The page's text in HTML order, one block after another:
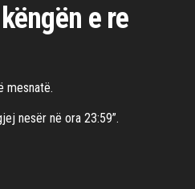
e re
mesnatë.
nesër në ora 23:59”.